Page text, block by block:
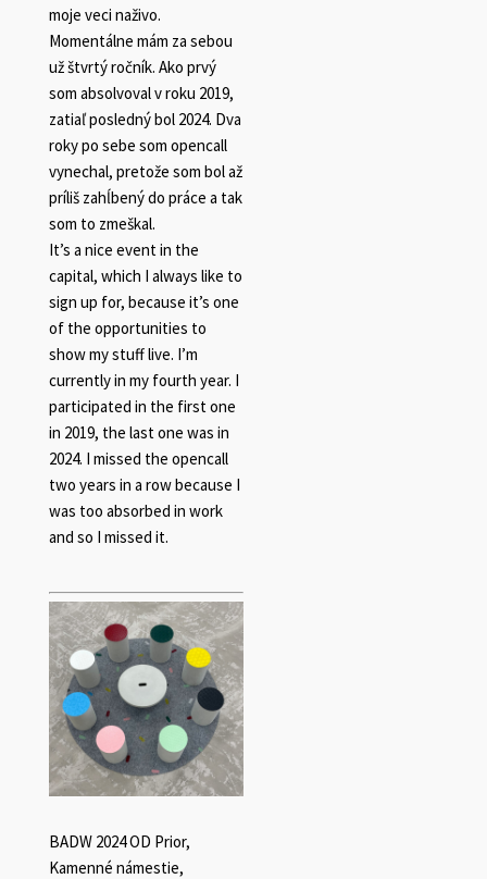
moje veci naživo.
Momentálne mám za sebou
už štvrtý ročník. Ako prvý
som absolvoval v roku 2019,
zatiaľ posledný bol 2024. Dva
roky po sebe som opencall
vynechal, pretože som bol až
príliš zahĺbený do práce a tak
som to zmeškal.
It’s a nice event in the
capital, which I always like to
sign up for, because it’s one
of the opportunities to
show my stuff live. I’m
currently in my fourth year. I
participated in the first one
in 2019, the last one was in
2024. I missed the opencall
two years in a row because I
was too absorbed in work
and so I missed it.
BADW 2024 OD Prior,
Kamenné námestie,